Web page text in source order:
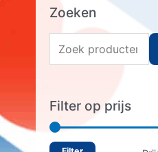
Zoeken
o
k
e
Filter op prijs